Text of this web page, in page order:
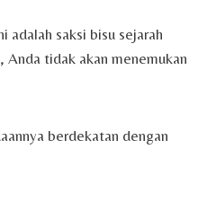
adalah saksi bisu sejarah
Anda tidak akan menemukan
berdekatan dengan